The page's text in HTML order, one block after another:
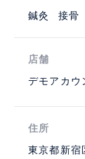
鍼灸 接骨
店舗
デモアカウ
住所
東京都新宿